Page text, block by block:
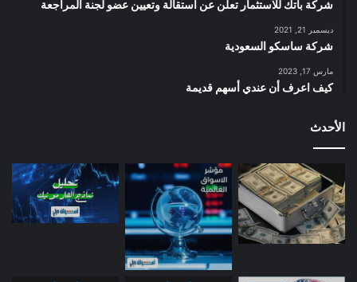
شركة باتك للاستثمار تعلن عن استقالة وتعيين عضو لجنة المراجعة
ديسمبر 21, 2021
شركة ساسكو السعودية
مارس 17, 2023
كيف اعرف أن عندي أسهم قديمة
الأحدث